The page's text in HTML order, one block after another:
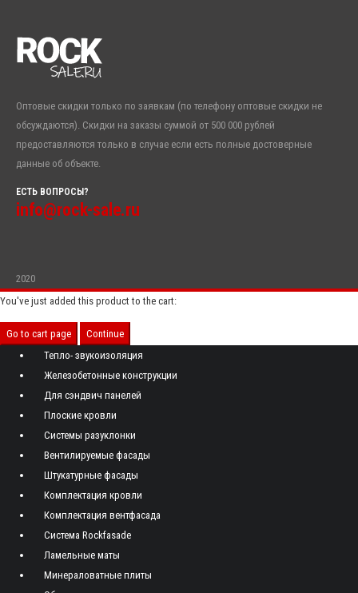
Оптовые скидки только по заявкам (по телефону оптовые скидки не
обсуждаются). Скидки на заказы суммой от 500 000 рублей
предоставляются только в случае если есть полные достоверные
данные об объекте.
ЕСТЬ ВОПРОСЫ?
info@rock-sale.ru
2020
You've just added this product to the cart:
Go to cart page
Continue
Тепло- звукоизоляция
Железобетонные конструкции
Для сэндвич панелей
Плоские кровли
Системы разуклонки
Вентилируемые фасады
Штукатурные фасады
Комплектация кровли
Комплектация вентфасада
Система Rockfasade
Ламельные маты
Минераловатные плиты